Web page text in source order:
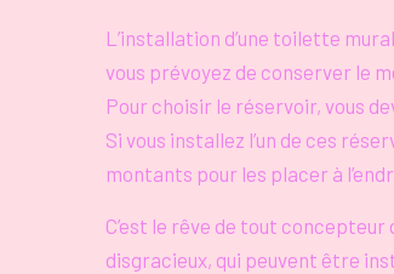
L’installation d’une toilette
vous prévoyez de conserver le
Pour choisir le réservoir, vous
Si vous installez l’un de ces
montants pour les placer à
C’est le rêve de tout
disgracieux, qui peuvent être